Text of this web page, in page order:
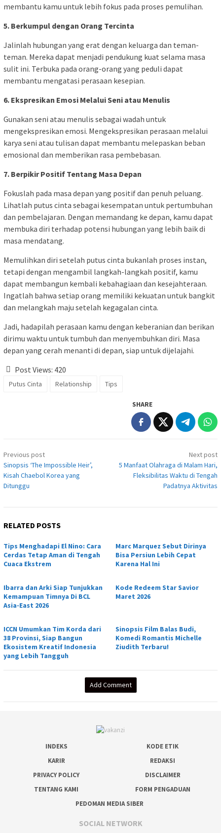
membantu kamu untuk lebih fokus pada proses pemulihan.
5. Berkumpul dengan Orang Tercinta
Jalinlah hubungan yang erat dengan keluarga dan teman-
teman. Mereka dapat menjadi pendukung kuat selama masa
sulit ini. Terbuka pada orang-orang yang peduli dapat
membantu mengatasi perasaan kesepian.
6. Ekspresikan Emosi Melalui Seni atau Menulis
Gunakan seni atau menulis sebagai wadah untuk
mengekspresikan emosi. Mengekspresikan perasaan melalui
karya seni atau tulisan dapat membantu melepaskan beban
emosional dan memberikan rasa pembebasan.
7. Berpikir Positif Tentang Masa Depan
Fokuslah pada masa depan yang positif dan penuh peluang.
Lihatlah putus cinta sebagai kesempatan untuk pertumbuhan
dan pembelajaran. Dengan memandang ke depan, kamu dapat
membuka diri terhadap potensi hubungan yang lebih baik di
masa mendatang.
Memulihkan diri setelah putus cinta bukanlah proses instan,
tetapi dengan mengambil langkah-langkah positif, kamu
dapat membangun kembali kebahagiaan dan kesejahteraan.
Ingatlah bahwa setiap orang memiliki kekuatan untuk bangkit
dan melangkah maju setelah kegagalan cinta.
Jadi, hadapilah perasaan kamu dengan keberanian dan berikan
dirimu waktu untuk tumbuh dan menyembuhkan diri. Masa
depan yang cerah menanti di depan, siap untuk dijelajahi.
Post Views: 420
Putus Cinta Relationship Tips
SHARE
Post
navigation
Previous post
Sinopsis ‘The Impossible Heir’,
Kisah Chaebol Korea yang
Ditunggu
Next post
5 Manfaat Olahraga di Malam Hari,
Fleksibilitas Waktu di Tengah
Padatnya Aktivitas
RELATED POSTS
Tips Menghadapi El Nino: Cara
Cerdas Tetap Aman di Tengah
Cuaca Ekstrem
Marc Marquez Sebut Dirinya
Bisa Persiun Lebih Cepat
Karena Hal Ini
Ibarra dan Arki Siap Tunjukkan
Kemampuan Timnya Di BCL
Asia-East 2026
Kode Redeem Star Savior
Maret 2026
ICCN Umumkan Tim Korda dari
38 Provinsi, Siap Bangun
Ekosistem Kreatif Indonesia
yang Lebih Tangguh
Sinopsis Film Balas Budi,
Komedi Romantis Michelle
Ziudith Terbaru!
Add Comment
INDEKS
KODE ETIK
KARIR
REDAKSI
PRIVACY POLICY
DISCLAIMER
TENTANG KAMI
FORM PENGADUAN
PEDOMAN MEDIA SIBER
SOCIAL NETWORK